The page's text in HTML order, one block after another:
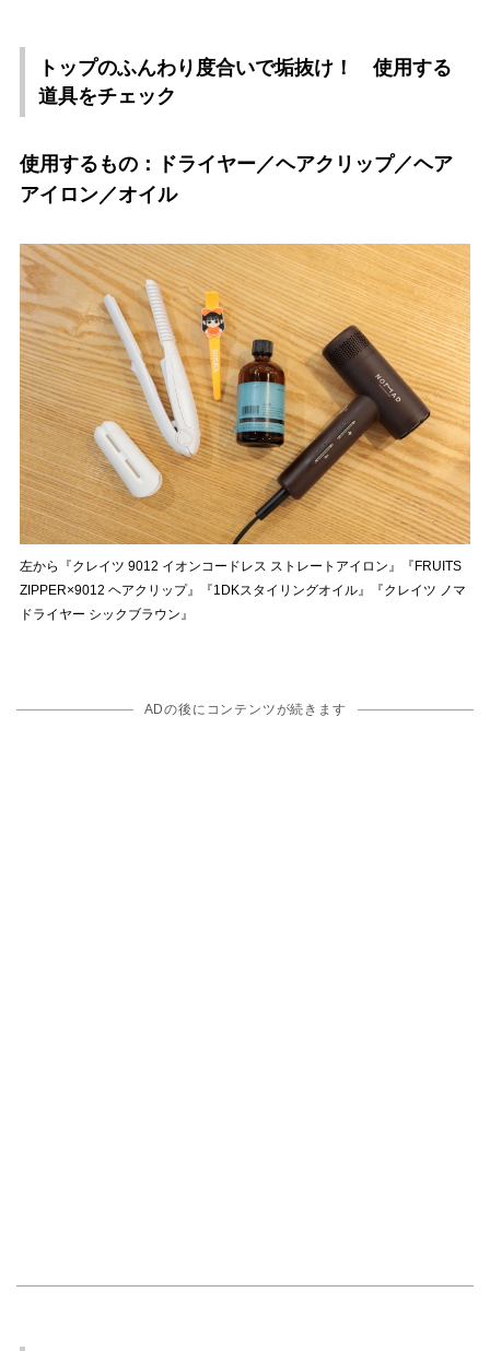
トップのふんわり度合いで垢抜け！ 使用する
道具をチェック
使用するもの：ドライヤー／ヘアクリップ／ヘア
アイロン／オイル
左から『クレイツ 9012 イオンコードレス ストレートアイロン』『FRUITS
ZIPPER×9012 ヘアクリップ』『1DKスタイリングオイル』『クレイツ ノマ
ドライヤー シックブラウン』
ADの後にコンテンツが続きます